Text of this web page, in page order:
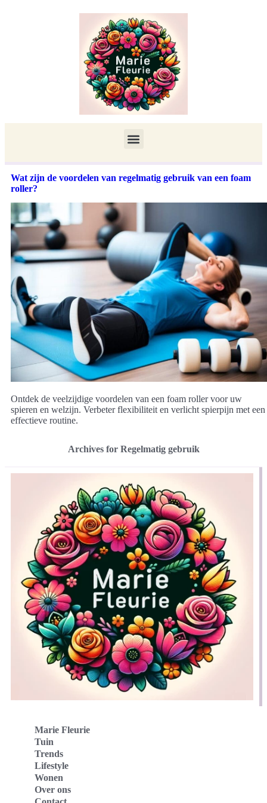
Wat zijn de voordelen van regelmatig gebruik van een foam
roller?
Ontdek de veelzijdige voordelen van een foam roller voor uw
spieren en welzijn. Verbeter flexibiliteit en verlicht spierpijn met een
effectieve routine.
Archives for Regelmatig gebruik
Marie Fleurie
Tuin
Trends
Lifestyle
Wonen
Over ons